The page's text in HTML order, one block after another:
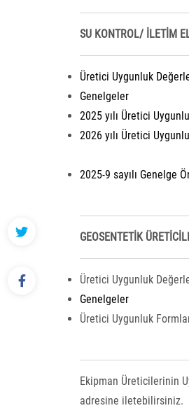
SU KONTROL/ İLETİM
Üretici Uygunluk
Genelgeler
2025 yılı Üretici
2026 yılı Üretici
2025-9 sayılı Genelge
GEOSENTETİK
Üretici Uygunluk
Genelgeler
Üretici Uygunluk
Ekipman Üreticilerinin
adresine iletebilirsiniz.